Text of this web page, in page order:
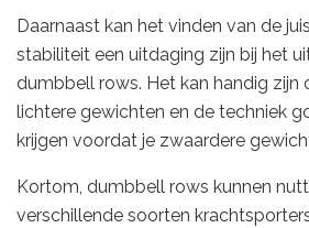
Daarnaast kan het vinden van de
stabiliteit een uitdaging zijn bij het
dumbbell rows. Het kan handig zijn
lichtere gewichten en de techniek
krijgen voordat je zwaardere
Kortom, dumbbell rows kunnen
verschillende soorten